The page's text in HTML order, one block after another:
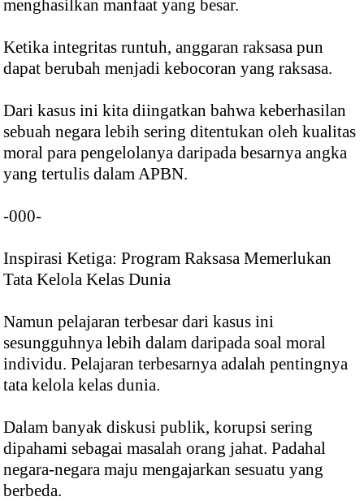
menghasilkan manfaat yang besar.
Ketika integritas runtuh, anggaran raksasa pun
dapat berubah menjadi kebocoran yang raksasa.
Dari kasus ini kita diingatkan bahwa keberhasilan
sebuah negara lebih sering ditentukan oleh kualitas
moral para pengelolanya daripada besarnya angka
yang tertulis dalam APBN.
-000-
Inspirasi Ketiga: Program Raksasa Memerlukan
Tata Kelola Kelas Dunia
Namun pelajaran terbesar dari kasus ini
sesungguhnya lebih dalam daripada soal moral
individu. Pelajaran terbesarnya adalah pentingnya
tata kelola kelas dunia.
Dalam banyak diskusi publik, korupsi sering
dipahami sebagai masalah orang jahat. Padahal
negara-negara maju mengajarkan sesuatu yang
berbeda.